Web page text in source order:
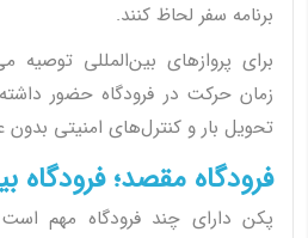
برنامه سفر لحاظ کنند.
برای پروازهای بین‌المللی
زمان حرکت در فرودگاه حضور
تحویل بار و کنترل‌های امنیتی بدون
فرودگاه مقصد؛ فرودگاه
پکن دارای چند فرودگاه مهم